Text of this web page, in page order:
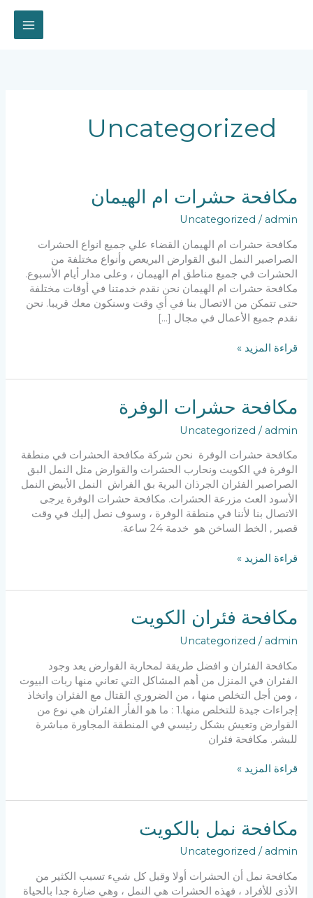
Uncategorized
مكافحة حشرات ام الهيمان
Uncategorized / admin
مكافحة حشرات ام الهيمان القضاء علي جميع انواع الحشرات
الصراصير النمل البق القوارض البريعص وأنواع مختلفة من
الحشرات في جميع مناطق ام الهيمان ، وعلى مدار أيام الأسبوع.
مكافحة حشرات ام الهيمان نحن نقدم خدمتنا في أوقات مختلفة
حتى تتمكن من الاتصال بنا في أي وقت وسنكون معك قريبا. نحن
نقدم جميع الأعمال في مجال […]
مكافحة
ام
قراءة المزيد »
مكافحة حشرات الوفرة
Uncategorized / admin
مكافحة حشرات الوفرة نحن شركة مكافحة الحشرات في منطقة
الوفرة في الكويت ونحارب الحشرات والقوارض مثل النمل البق
الصراصير الفئران الجرذان البرية بق الفراش النمل الأبيض النمل
الأسود العث مزرعة الحشرات. مكافحة حشرات الوفرة يرجى
الاتصال بنا لأننا في منطقة الوفرة ، وسوف نصل إليك في وقت
قصير , الخط الساخن هو خدمة 24 ساعة.
مكافحة
الوفرة
قراءة المزيد »
مكافحة فئران الكويت
Uncategorized / admin
مكافحة الفئران و افضل طريقة لمحاربة القوارض يعد وجود
الفئران في المنزل من أهم المشاكل التي تعاني منها ربات البيوت
، ومن أجل التخلص منها ، من الضروري القتال مع الفئران واتخاذ
إجراءات جيدة للتخلص منها.1 : ما هو الفأر الفئران هي نوع من
القوارض وتعيش بشكل رئيسي في المنطقة المجاورة مباشرة
للبشر. مكافحة فئران
مكافحة
الكويت
قراءة المزيد »
مكافحة نمل بالكويت
Uncategorized / admin
مكافحة نمل أن الحشرات أولا وقبل كل شيء تسبب الكثير من
الأذى للأفراد ، فهذه الحشرات هي النمل ، وهي ضارة جدا بالحياة